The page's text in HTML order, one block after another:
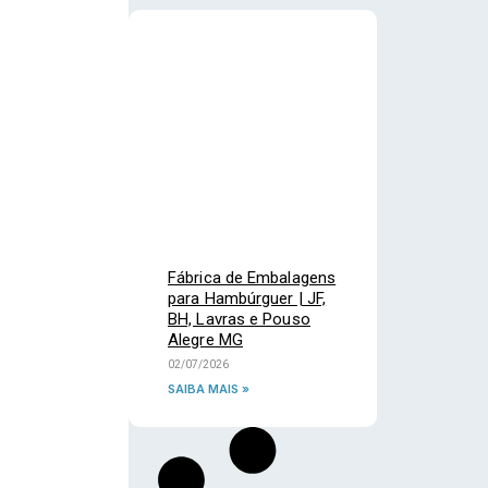
Fábrica de Embalagens
para Hambúrguer | JF,
BH, Lavras e Pouso
Alegre MG
02/07/2026
SAIBA MAIS »